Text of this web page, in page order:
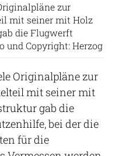
zur
mit seiner mit Holz
die Flugwerft
und Copyright: Herzog
Originalpläne zur
mit seiner mit
gab die
bei der die
für die